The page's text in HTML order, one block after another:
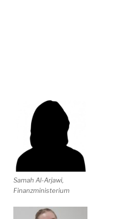
Samah Al-Arjawi,
Finanzministerium